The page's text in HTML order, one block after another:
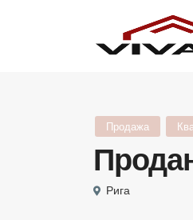
Продажа
Рига